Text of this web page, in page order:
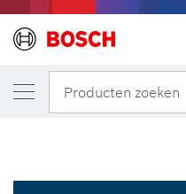
Producten zoeken
JOUW GESELECTEERDE VARIANT
EXPERT Multi
2 608 900 663